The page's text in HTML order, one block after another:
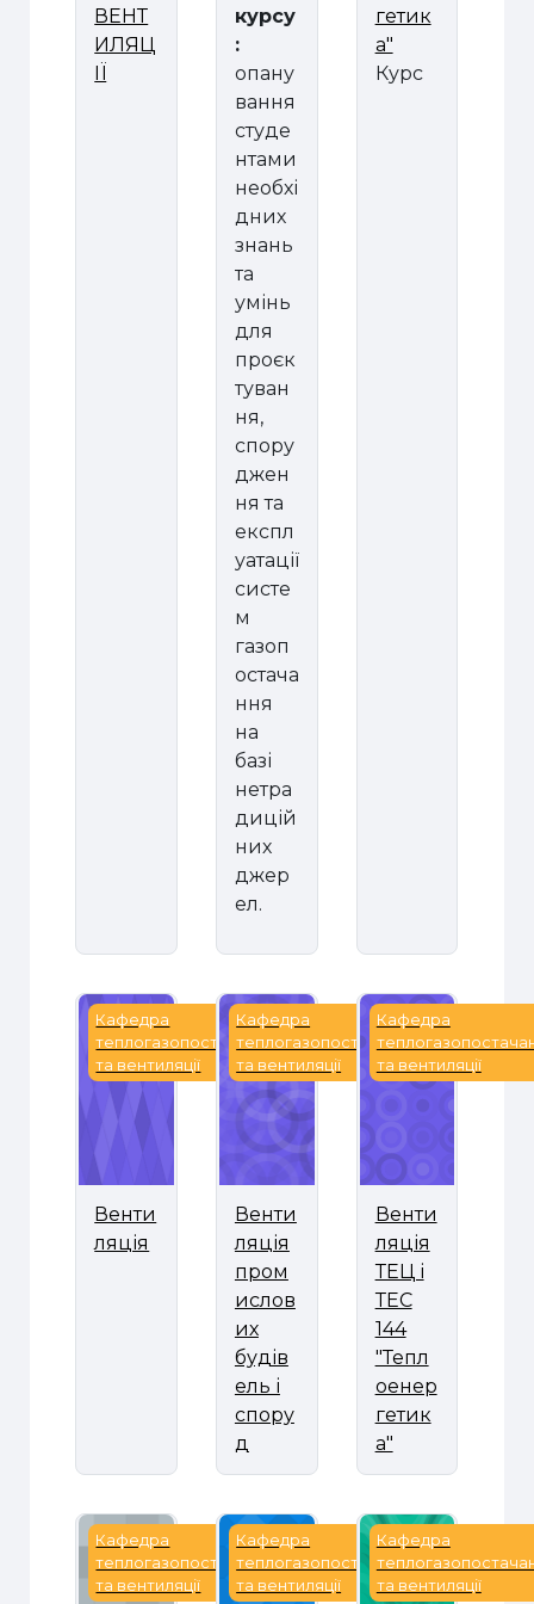
ВЕНТ
ИЛЯЦ
курсу
:
опану
вання
студе
нтами
необхі
дних
знань
та
умінь
для
проєк
туван
ня,
спору
джен
ня та
експл
уатації
систе
м
газоп
остача
ння
на
базі
нетра
дицій
них
джер
ел.
гетик
а"
Курс
Вентиляція
Кафедра
теплогазопостачання
та вентиляції
Венти
ляція
Вентиляція промислових
Кафедра
теплогазопостачання
та вентиляції
Венти
ляція
пром
ислов
их
будів
ель і
спору
д
Вентиляція ТЕЦ
Кафедра
та вентиляції
Венти
ляція
ТЕЦ і
ТЕС
144
"Тепл
оенер
гетик
а"
Виробнича практика
Кафедра
теплогазопостачання
та вентиляції
Відновлювані джерела
Кафедра
теплогазопостачання
та вентиляції
ВІМ
Кафедра
та вентиляції